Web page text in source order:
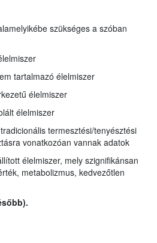
szükséges a szóban
tartalmazó élelmiszer
élelmiszer
élelmiszer
termesztési/tenyésztési
vonatkozóan vannak adatok
élelmiszer, mely szignifikánsan
metabolizmus, kedvezőtlen